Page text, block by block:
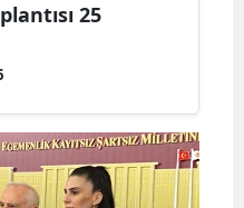
25